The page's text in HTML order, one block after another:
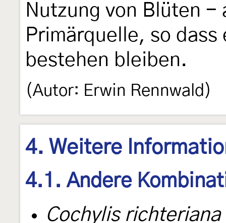
Nutzung von Blüten -
Primärquelle, so
bestehen bleiben.
(Autor: Erwin Rennwald)
4. Weitere
4.1. Andere
Cochylis richteriana